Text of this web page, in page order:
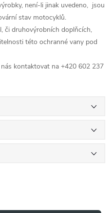
není-li jinak uvedeno, jsou
stav motocyklů.
či druhovýrobních doplňcích,
této ochranné vany pod
kontaktovat na +420 602 237